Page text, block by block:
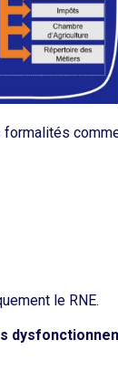
le RNE.